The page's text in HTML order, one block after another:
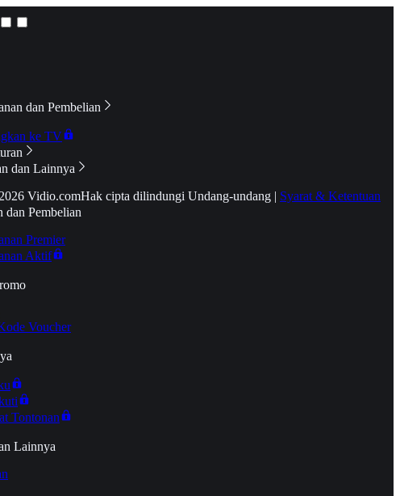
dan Pembelian
ke TV
dan Lainnya
Vidio.comHak cipta dilindungi Undang-undang | Syarat & Ketentuan
dan Pembelian
Premier
Aktif
Voucher
Tontonan
Lainnya